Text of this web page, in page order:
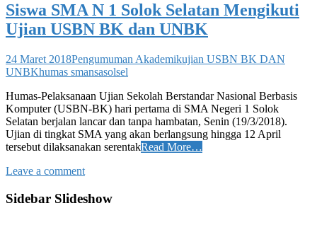
Siswa SMA N 1 Solok Selatan Mengikuti
Ujian USBN BK dan UNBK
24 Maret 2018Pengumuman Akademikujian USBN BK DAN
UNBKhumas smansasolsel
Humas-Pelaksanaan Ujian Sekolah Berstandar Nasional Berbasis
Komputer (USBN-BK) hari pertama di SMA Negeri 1 Solok
Selatan berjalan lancar dan tanpa hambatan, Senin (19/3/2018).
Ujian di tingkat SMA yang akan berlangsung hingga 12 April
tersebut dilaksanakan serentakRead More…
Leave a comment
Sidebar Slideshow